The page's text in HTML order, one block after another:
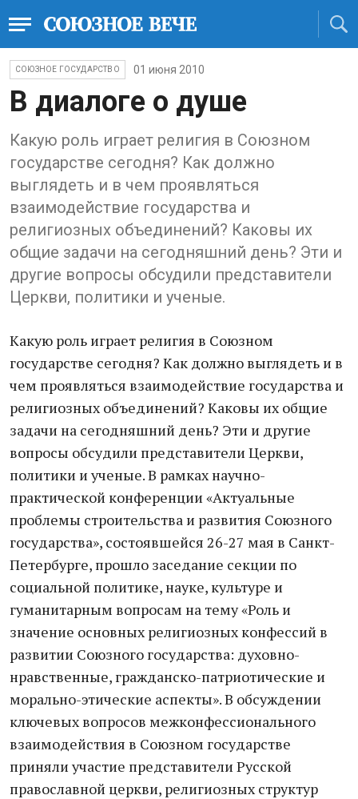
СОЮЗНОЕ ГОСУДАРСТВО 01 июня 2010
В диалоге о душе
Какую роль играет религия в Союзном
государстве сегодня? Как должно
выглядеть и в чем проявляться
взаимодействие государства и
религиозных объединений? Каковы их
общие задачи на сегодняшний день? Эти и
другие вопросы обсудили представители
Церкви, политики и ученые.
Какую роль играет религия в Союзном
государстве сегодня? Как должно выглядеть и в
чем проявляться взаимодействие государства и
религиозных объединений? Каковы их общие
задачи на сегодняшний день? Эти и другие
вопросы обсудили представители Церкви,
политики и ученые. В рамках научно-
практической конференции «Актуальные
проблемы строительства и развития Союзного
государства», состоявшейся 26-27 мая в Санкт-
Петербурге, прошло заседание секции по
социальной политике, науке, культуре и
гуманитарным вопросам на тему «Роль и
значение основных религиозных конфессий в
развитии Союзного государства: духовно-
нравственные, гражданско-патриотические и
морально-этические аспекты». В обсуждении
ключевых вопросов межконфессионального
взаимодействия в Союзном государстве
приняли участие представители Русской
православной церкви, религиозных структур